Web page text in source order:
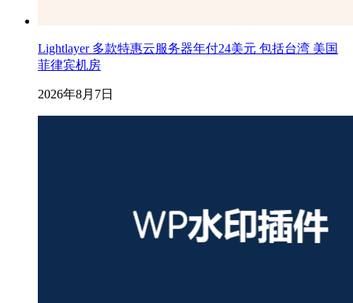
Lightlayer 多款特惠云服务器年付24美元 包括台湾 美国
菲律宾机房
2026年8月7日